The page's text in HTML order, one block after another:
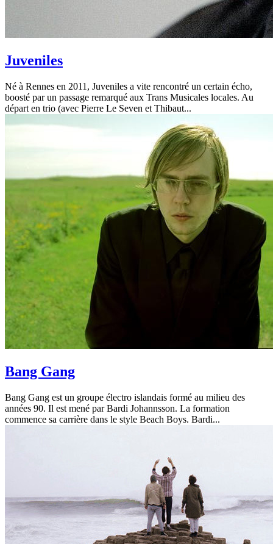
Juveniles
Né à Rennes en 2011, Juveniles a vite rencontré un certain écho,
boosté par un passage remarqué aux Trans Musicales locales. Au
départ en trio (avec Pierre Le Seven et Thibaut...
Bang Gang
Bang Gang est un groupe électro islandais formé au milieu des
années 90. Il est mené par Bardi Johannsson. La formation
commence sa carrière dans le style Beach Boys. Bardi...